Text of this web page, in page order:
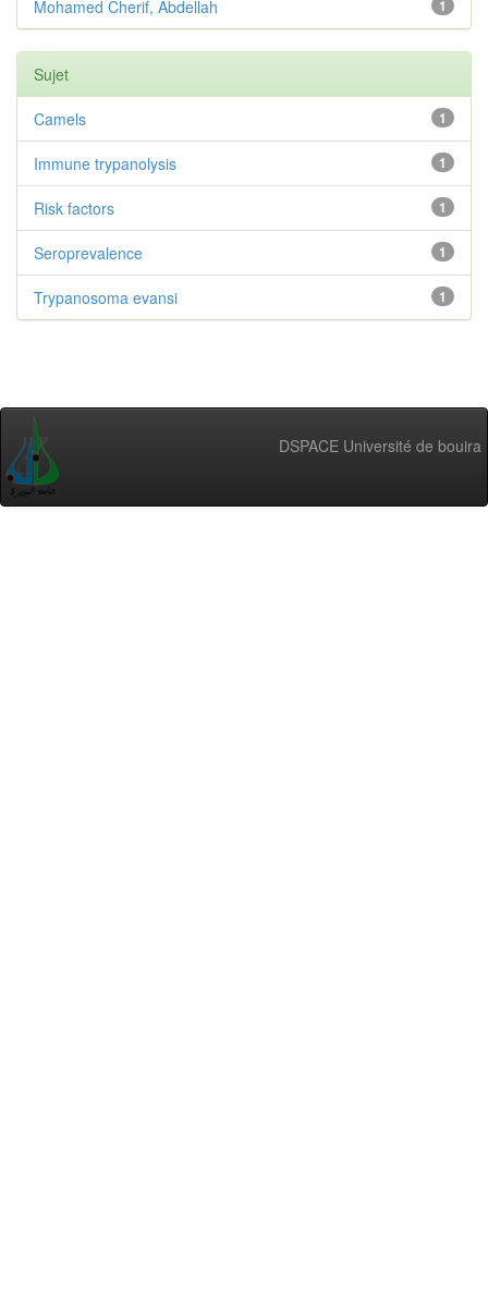
1
Mohamed Cherif, Abdellah
Sujet
1
Camels
1
Immune trypanolysis
1
Risk factors
1
Seroprevalence
1
Trypanosoma evansi
DSPACE Université de bouira